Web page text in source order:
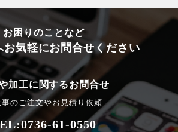
お困りのことなど
お気軽にお問合せください
加工に関するお問合せ
事のご注文やお見積り依頼
61-0550